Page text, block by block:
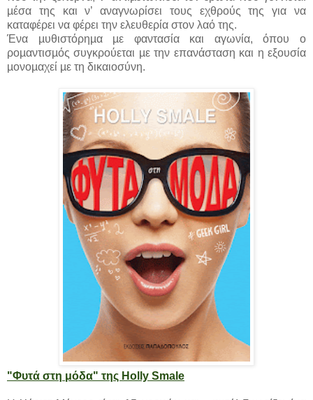
µέσα της και ν’ αναγνωρίσει τους εχθρούς της για να
καταφέρει να φέρει την ελευθερία στον λαό της.
Ένα µυθιστόρηµα µε φαντασία και αγωνία, όπου ο
ροµαντισµός συγκρούεται µε την επανάσταση και η εξουσία
µονοµαχεί µε τη δικαιοσύνη.
"Φυτά στη μόδα" της Holly Smale